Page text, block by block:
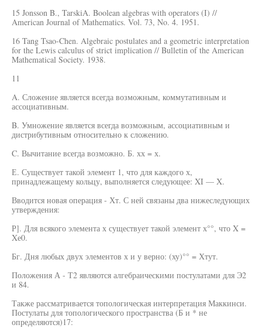
15 Jonsson B., TarskiA. Boolean algebras with operators (I) //
American Journal of Mathematics. Vol. 73, No. 4. 1951.
16 Tang Tsao-Chen. Algebraic postulates and a geometric interpretation
for the Lewis calculus of strict implication // Bulletin of the American
Mathematical Society. 1938.
11
A. Сложение является всегда возможным, коммутативным и
ассоциативным.
B. Умножение является всегда возможным, ассоциативным и
дистрибутивным относительно к сложению.
C. Вычитание всегда возможно. Б. хх = х.
Е. Существует такой элемент 1, что для каждого х,
принадлежащему кольцу, выполняется следующее: XI — X.
Вводится новая операция - Хт. С ней связаны два нижеследующих
утверждения:
Р]. Для всякого элемента х существует такой элемент х°°, что X =
Xе0.
Бг. Дня любых двух элементов х и у верно: (ху)°° = Хтут.
Положения А - Т2 являются алгебраическими постулатами для Э2
и 84.
Также рассматривается топологическая интерпретация Маккинси.
Постулаты для топологического пространства (Б и * не
определяются)17: